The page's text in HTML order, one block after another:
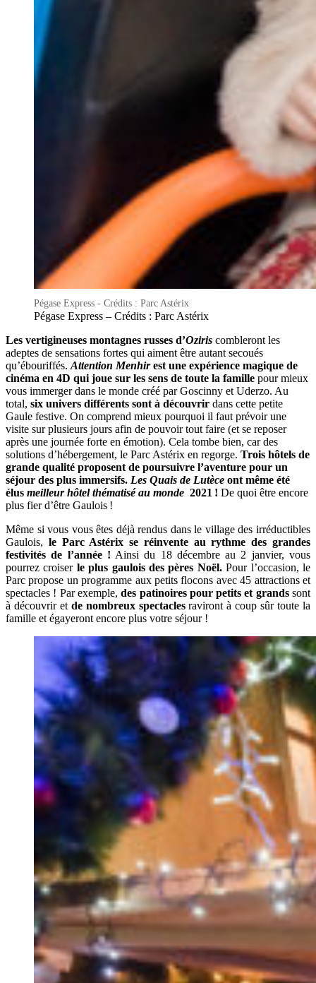
Pégase Express - Crédits : Parc Astérix
Pégase Express – Crédits : Parc Astérix
Les vertigineuses montagnes russes d’Oziris combleront les
adeptes de sensations fortes qui aiment être autant secoués
qu’ébouriffés. Attention Menhirest une expérience magique de
cinéma en 4D qui joue sur les sens de toute la famille pour mieux
vous immerger dans le monde créé par Goscinny et Uderzo. Au
total, six univers différents sont à découvrir dans cette petite
Gaule festive. On comprend mieux pourquoi il faut prévoir une
visite sur plusieurs jours afin de pouvoir tout faire (et se reposer
après une journée forte en émotion). Cela tombe bien, car des
solutions d’hébergement, le Parc Astérix en regorge. Trois hôtels de
grande qualité proposent de poursuivre l’aventure pour un
séjour des plus immersifs. Les Quais de Lutèce ont même été
élus meilleur hôtel thématisé au monde 2021 ! De quoi être encore
plus fier d’être Gaulois !
Même si vous vous êtes déjà rendus dans le village des irréductibles
Gaulois, le Parc Astérix se réinvente au rythme des grandes
festivités de l’année ! Ainsi du 18 décembre au 2 janvier, vous
pourrez croiserle plus gaulois des pères Noël.Pour l’occasion, le
Parc propose un programme aux petits flocons avec 45 attractions et
spectacles ! Par exemple,des patinoires pour petits et grandssont
à découvrir etde nombreux spectaclesraviront à coup sûr toute la
famille et égayeront encore plus votre séjour !